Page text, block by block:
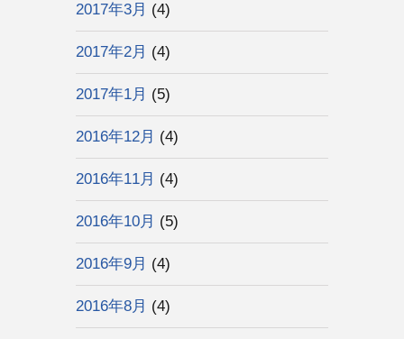
2017年3月 (4)
2017年2月 (4)
2017年1月 (5)
2016年12月 (4)
2016年11月 (4)
2016年10月 (5)
2016年9月 (4)
2016年8月 (4)